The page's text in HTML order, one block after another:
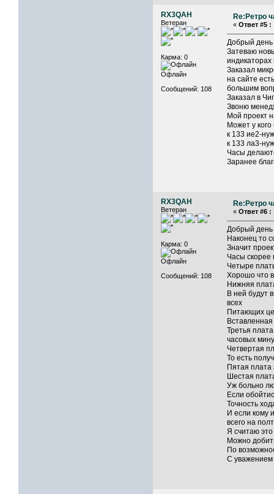
RX3QAH
Ветеран
Карма: 0
Офлайн
Сообщений: 108
Re:Ретро
« Ответ #5 :
Добрый день
Затеваю
индикаторах
Заказал
на сайте
большим
Заказал в
Звоню
Мой проект
Может у
к 133 ие2-
к 133 ла3-
Часы
Заранее
RX3QAH
Ветеран
Карма: 0
Офлайн
Сообщений: 108
Re:Ретро
« Ответ #6 :
Добрый день
Наконец то
Значит
Часы скорее
Четыре
Хорошо что
Нижняя
В ней будут
всех
Питающих
Третья
часовых
Четвертая
То есть
Пятая плата
Шестая
Уж больно
Если
Точность
И если кому
всего на
Я считаю
Можно
По
С